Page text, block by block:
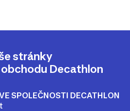
stránky
Decathlon
SPOLEČNOSTI DECATHLON